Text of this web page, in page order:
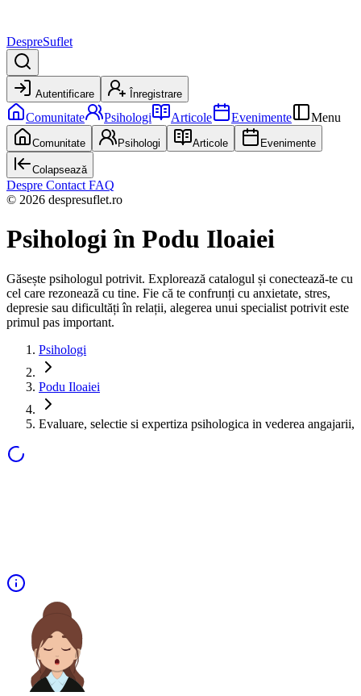
DespreSuflet
Autentificare Înregistrare
Comunitate Psihologi Articole Evenimente Menu
Comunitate Psihologi Articole Evenimente
Colapsează
Despre Contact FAQ
© 2026 despresuflet.ro
Psihologiîn Podu Iloaiei
Găsește psihologul potrivit. Explorează catalogul și conectează-te cu
cel care rezonează cu tine. Fie că te confrunți cu anxietate, stres,
depresie sau dificultăți în relații, alegerea unui specialist potrivit este
primul pas important.
Psihologi
Podu Iloaiei
Evaluare, selectie si expertiza psihologica in vederea angajarii,